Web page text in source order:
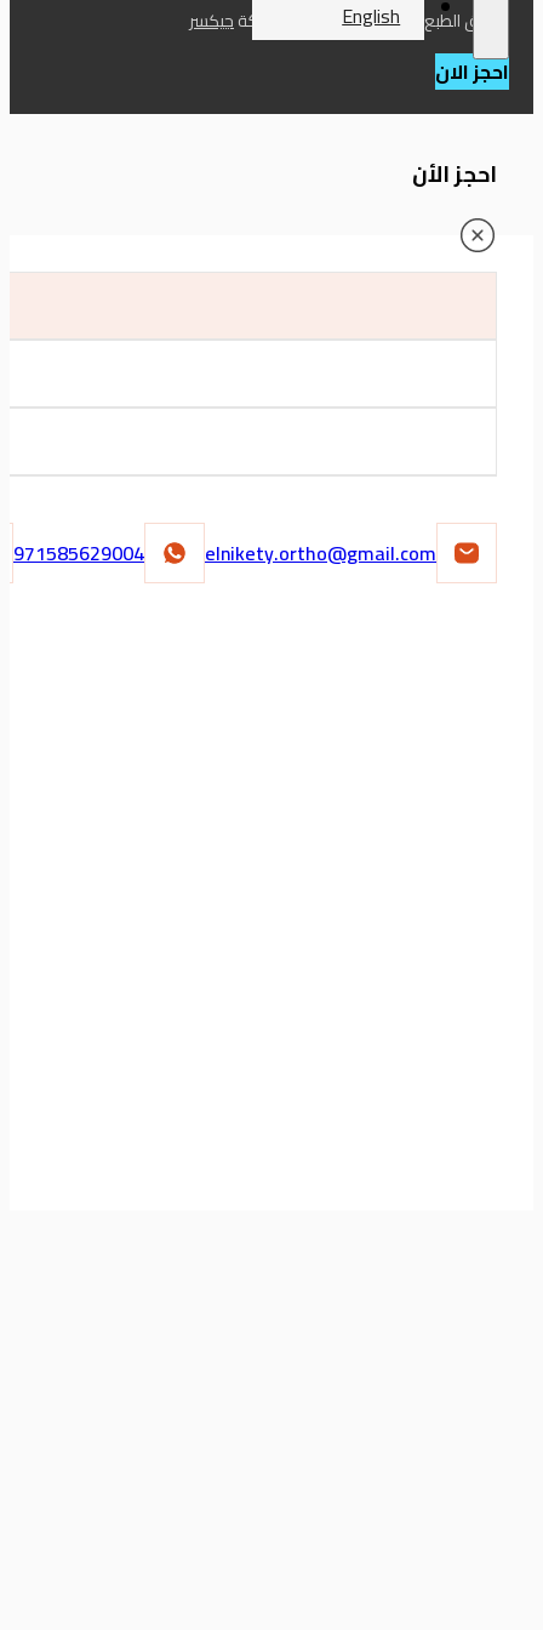
Englishحقوق الطبع والنشر 2026 – تطوير شركة جيكسر
احجز الان
احجز الأن
elnikety.ortho@gmail.com
971585629004